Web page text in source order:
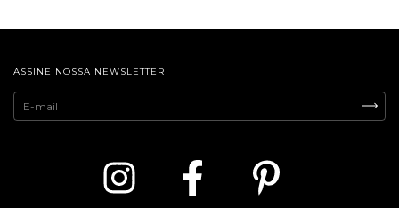
ASSINE NOSSA NEWSLETTER